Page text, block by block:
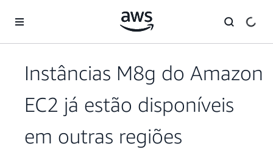
Pular para o conteúdo principal
Instâncias M8g do Amazon
EC2 já estão disponíveis
em outras regiões